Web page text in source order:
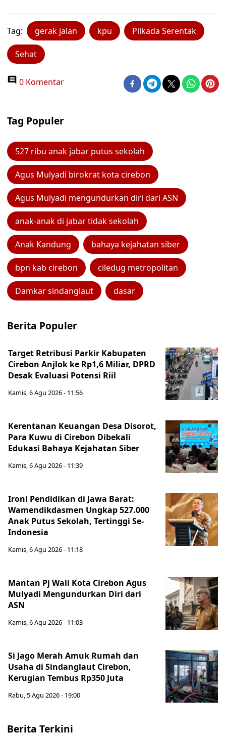
Tag: gerak jalan kpu Pilkada Serentak
Sehat
0 Komentar
Tag Populer
527 ribu anak jabar putus sekolah
Agus Mulyadi birokrat kota cirebon
Agus Mulyadi mengundurkan diri dari ASN
anak-anak di jabar tidak sekolah
Anak Kandung bahaya kejahatan siber
bpn kab cirebon ciledug metropolitan
Damkar sindanglaut dasar
Berita Populer
Target Retribusi Parkir Kabupaten
Cirebon Anjlok ke Rp1,6 Miliar, DPRD
Desak Evaluasi Potensi Riil
Kamis, 6 Agu 2026 - 11:56
Kerentanan Keuangan Desa Disorot,
Para Kuwu di Cirebon Dibekali
Edukasi Bahaya Kejahatan Siber
Kamis, 6 Agu 2026 - 11:39
Ironi Pendidikan di Jawa Barat:
Wamendikdasmen Ungkap 527.000
Anak Putus Sekolah, Tertinggi Se-
Indonesia
Kamis, 6 Agu 2026 - 11:18
Mantan Pj Wali Kota Cirebon Agus
Mulyadi Mengundurkan Diri dari
ASN
Kamis, 6 Agu 2026 - 11:03
Si Jago Merah Amuk Rumah dan
Usaha di Sindanglaut Cirebon,
Kerugian Tembus Rp350 Juta
Rabu, 5 Agu 2026 - 19:00
Berita Terkini